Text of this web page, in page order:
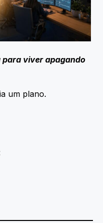
para viver apagando
um plano.